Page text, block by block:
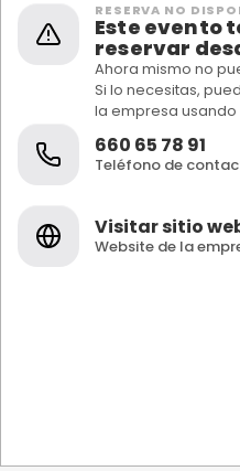
RESERVA NO
Este evento
reservar
Ahora mismo no
Si lo necesitas,
la empresa usando
660 65 78 91
Teléfono de
Visitar sitio
Website de la